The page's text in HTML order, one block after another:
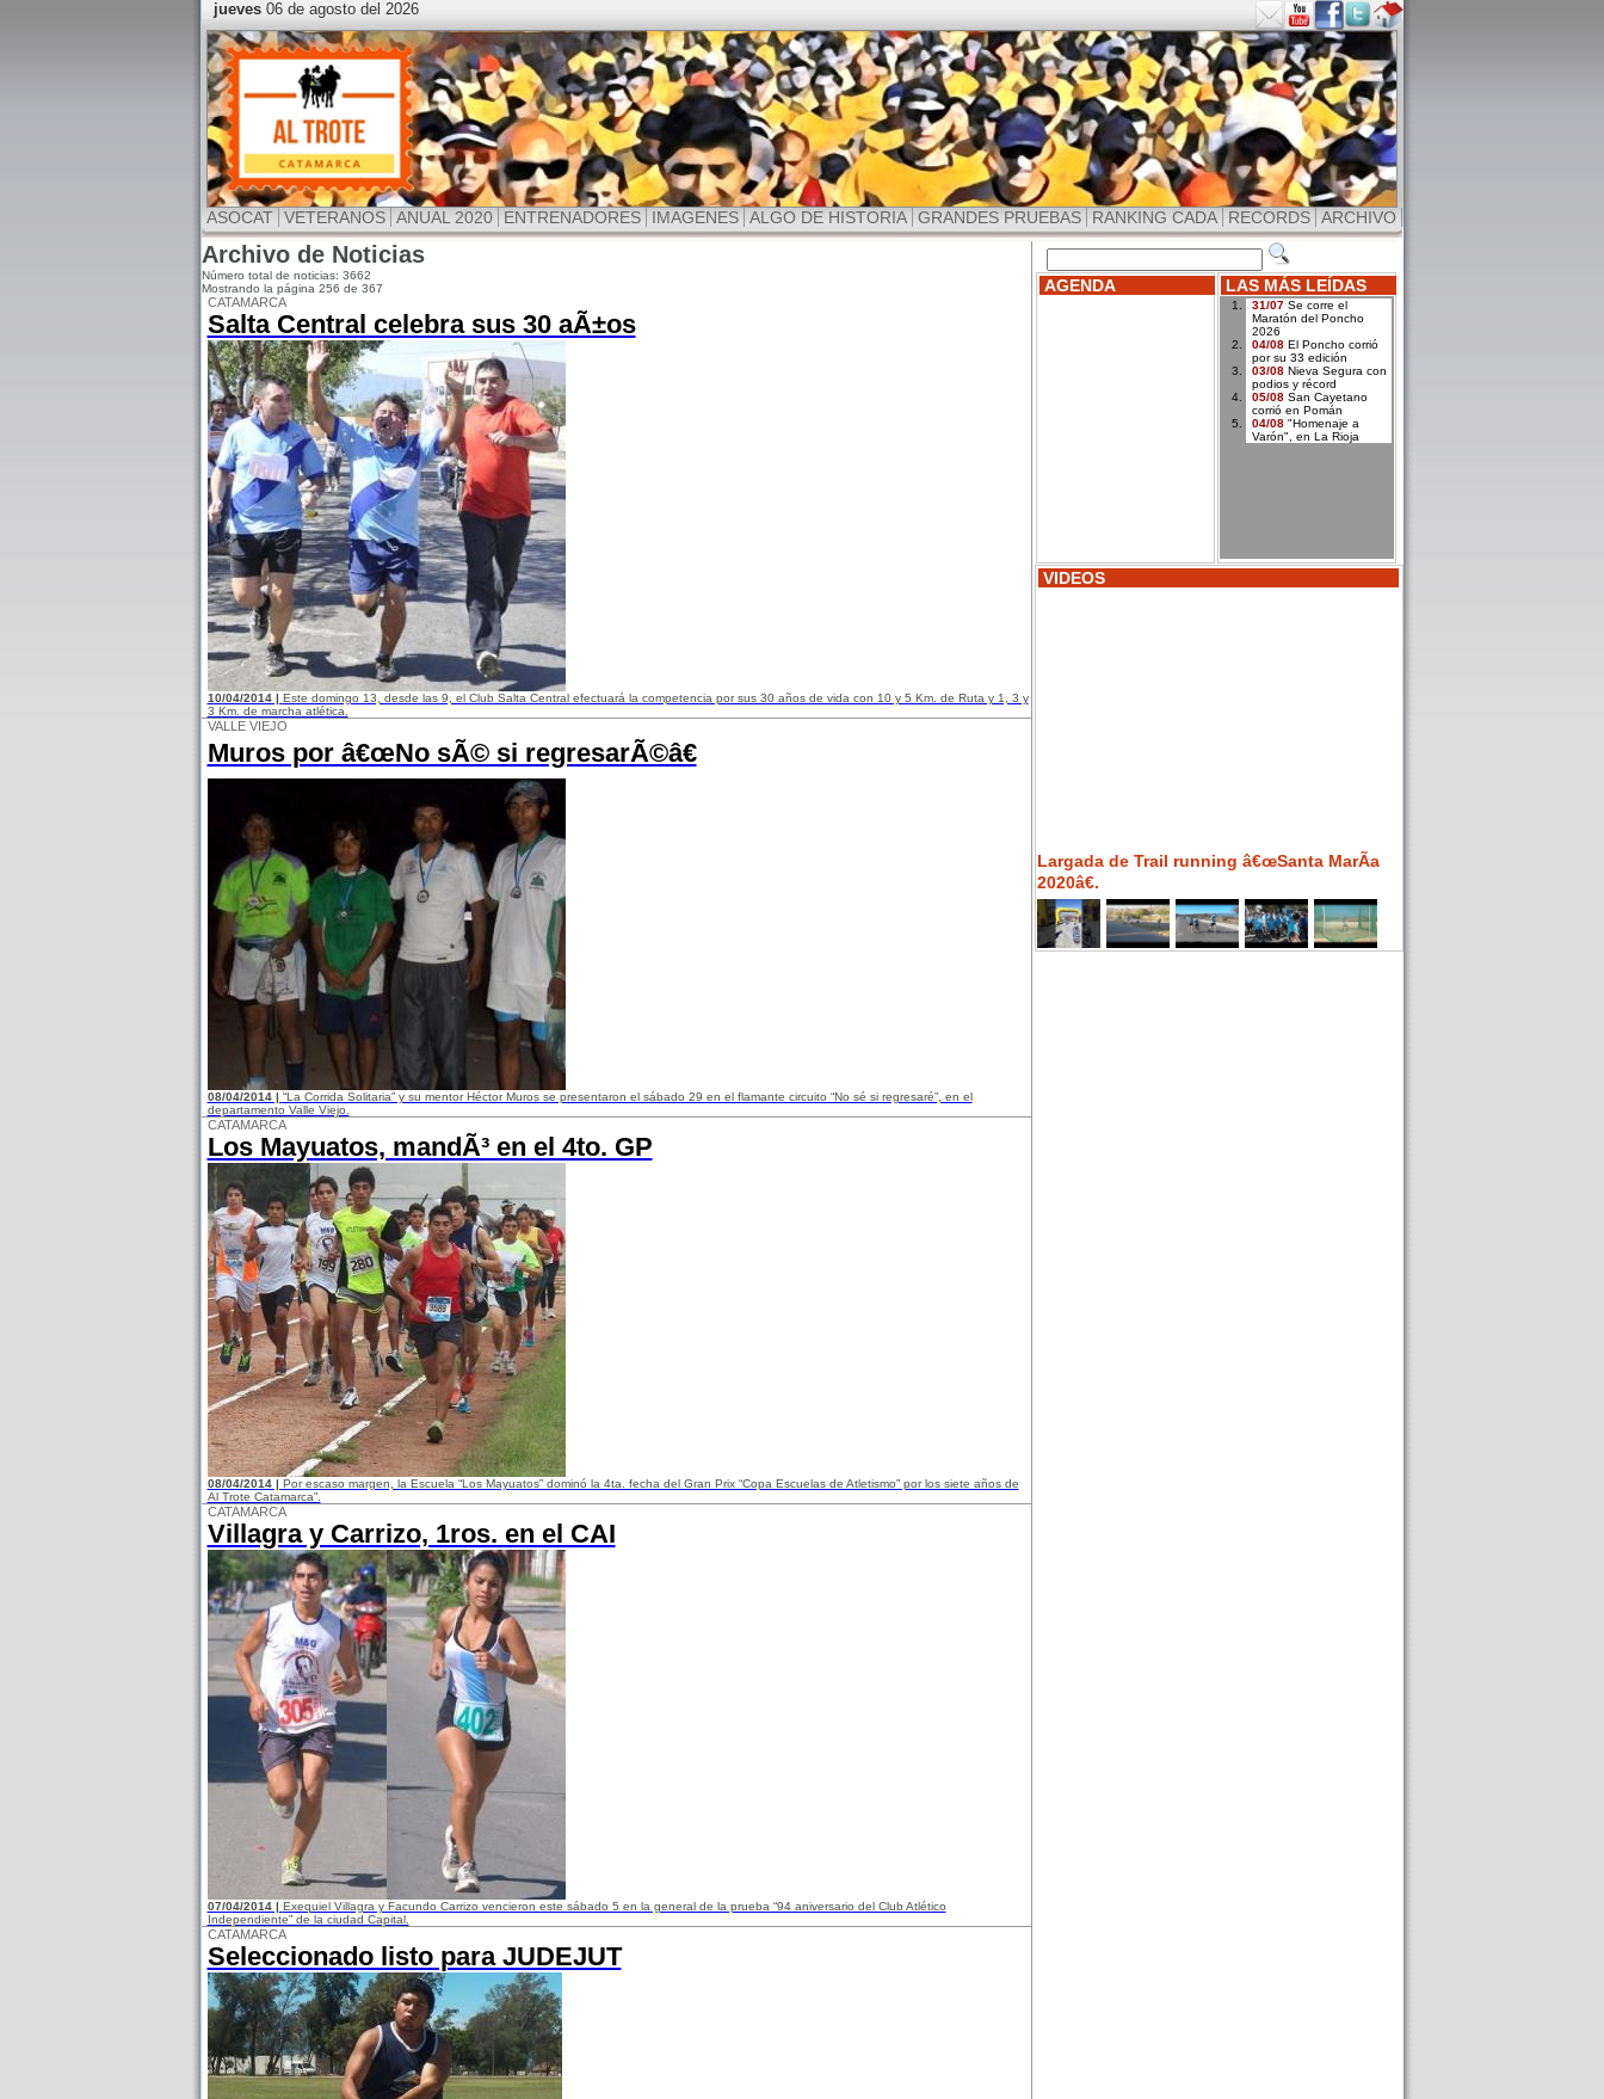
jueves06 de agosto del 2026
ASOCAT VETERANOS ANUAL 2020 ENTRENADORES IMAGENES ALGO DE HISTORIA GRANDES PRUEBAS RANKING CADA RECORDS ARCHIVO
Archivo de Noticias
Número total de noticias: 3662
Mostrando la página 256 de 367
CATAMARCA
Salta Central celebra sus 30 aÃ±os
10/04/2014 | Este domingo 13, desde las 9, el Club Salta Central efectuará la competencia por sus 30 años de vida con 10 y 5 Km. de Ruta y 1, 3 y
3 Km. de marcha atlética.
VALLE VIEJO
Muros por â€œNo sÃ© si regresarÃ©â€
08/04/2014 | “La Corrida Solitaria” y su mentor Héctor Muros se presentaron el sábado 29 en el flamante circuito “No sé si regresaré”, en el
departamento Valle Viejo.
CATAMARCA
Los Mayuatos, mandÃ³ en el 4to. GP
08/04/2014 | Por escaso margen, la Escuela “Los Mayuatos” dominó la 4ta. fecha del Gran Prix “Copa Escuelas de Atletismo” por los siete años de
Al Trote Catamarca”.
CATAMARCA
Villagra y Carrizo, 1ros. en el CAI
07/04/2014 | Exequiel Villagra y Facundo Carrizo vencieron este sábado 5 en la general de la prueba “94 aniversario del Club Atlético
Independiente” de la ciudad Capital.
CATAMARCA
Seleccionado listo para JUDEJUT
AGENDA LAS MÁS LEÍDAS
31/07 Se corre el
Maratón del Poncho
2026
04/08 El Poncho corrió
por su 33 edición
03/08 Nieva Segura con
podios y récord
05/08 San Cayetano
corrió en Pomán
04/08 "Homenaje a
Varón", en La Rioja
VIDEOS
Largada de Trail running â€œSanta MarÃ­a
2020â€.